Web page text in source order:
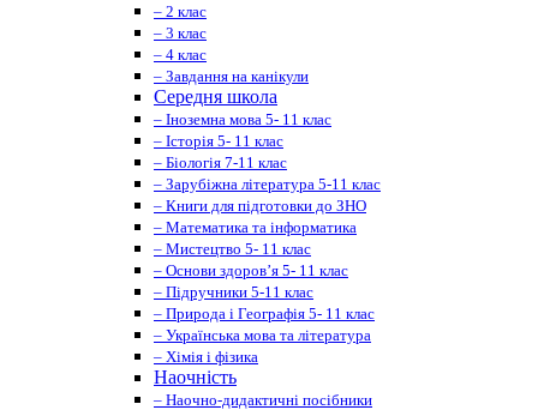
– 2 клас
– 3 клас
– 4 клас
– Завдання на канікули
Середня школа
– Іноземна мова 5- 11 клас
– Історія 5- 11 клас
– Біологія 7-11 клас
– Зарубіжна література 5-11 клас
– Книги для підготовки до ЗНО
– Математика та інформатика
– Мистецтво 5- 11 клас
– Основи здоров’я 5- 11 клас
– Підручники 5-11 клас
– Природа і Географія 5- 11 клас
– Українська мова та література
– Хімія і фізика
Наочність
– Наочно-дидактичні посібники